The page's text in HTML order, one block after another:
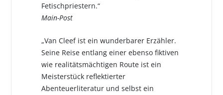
Fetischpriestern.“
Main-Post
„Van Cleef ist ein wunderbarer Erzähler.
Seine Reise entlang einer ebenso fiktiven
wie realitätsmächtigen Route ist ein
Meisterstück reflektierter
Abenteuerliteratur und selbst ein